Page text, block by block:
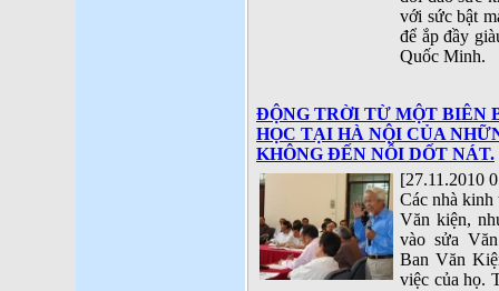
với sức bật
để ắp đầy
Quốc Minh.
ĐỘNG TRỜI TỪ MỘT BIÊN
HỌC TẠI HÀ NỘI CỦA
KHÔNG ĐẾN NỖI DỐT NÁT.
[27.11.2010
Các nhà kinh
Văn kiện,
vào sửa
Ban Văn
việc của họ.